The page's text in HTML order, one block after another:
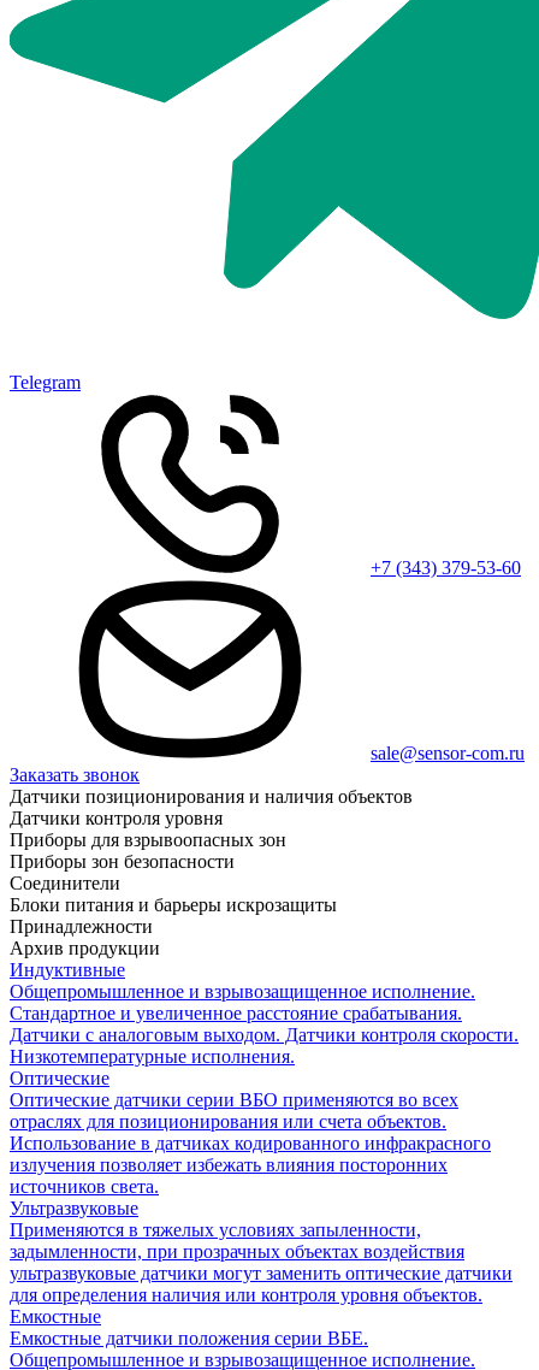
Telegram
+7 (343) 379-53-60
sale@sensor-com.ru
Заказать звонок
Датчики позиционирования и наличия объектов
Датчики контроля уровня
Приборы для взрывоопасных зон
Приборы зон безопасности
Соединители
Блоки питания и барьеры искрозащиты
Принадлежности
Архив продукции
Индуктивные
Общепромышленное и взрывозащищенное исполнение.
Стандартное и увеличенное расстояние срабатывания.
Датчики с аналоговым выходом. Датчики контроля скорости.
Низкотемпературные исполнения.
Оптические
Оптические датчики серии ВБО применяются во всех
отраслях для позиционирования или счета объектов.
Использование в датчиках кодированного инфракрасного
излучения позволяет избежать влияния посторонних
источников света.
Ультразвуковые
Применяются в тяжелых условиях запыленности,
задымленности, при прозрачных объектах воздействия
ультразвуковые датчики могут заменить оптические датчики
для определения наличия или контроля уровня объектов.
Емкостные
Емкостные датчики положения серии ВБЕ.
Общепромышленное и взрывозащищенное исполнение.